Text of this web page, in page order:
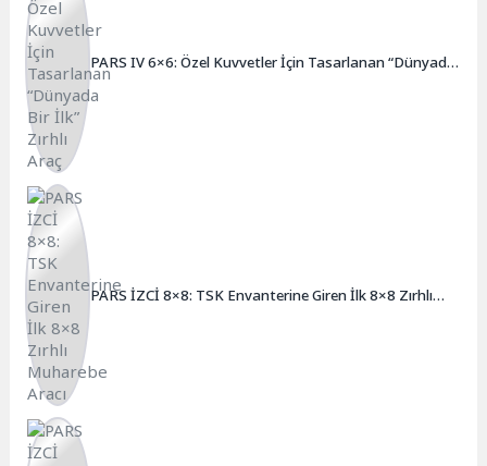
PARS IV 6×6: Özel Kuvvetler İçin Tasarlanan “Dünyada
Bir İlk” Zırhlı Araç
PARS İZCİ 8×8: TSK Envanterine Giren İlk 8×8 Zırhlı